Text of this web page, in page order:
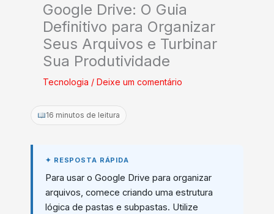
Google Drive: O Guia
Definitivo para Organizar
Seus Arquivos e Turbinar
Sua Produtividade
Tecnologia / Deixe um comentário
16 minutos de leitura
Para usar o Google Drive para organizar
arquivos, comece criando uma estrutura
lógica de pastas e subpastas. Utilize